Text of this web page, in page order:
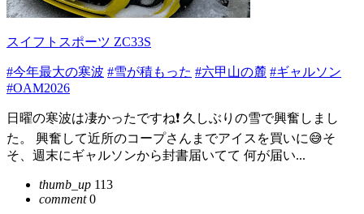
スイフトスポーツ ZC33S
#今年最大の寒波 #雪が積もった #六甲山の麓 #ギャルソン
#OAM2026
日曜の寒波は凄かったですね❗️ 久しぶりの雪で興奮しまし
た。 興奮して近所のコープさんまでアイスを買いに😅そ
そ、週末にギャルソンから封書届いてて 何が届い...
thumb_up 113
comment0